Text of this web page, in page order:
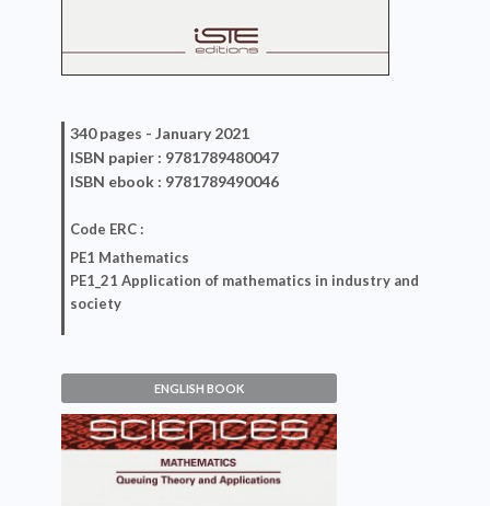
340 pages -January 2021
ISBN papier : 9781789480047
ISBN ebook : 9781789490046
Code ERC :
PE1 Mathematics
PE1_21 Application of mathematics in industry and
society
ENGLISH BOOK